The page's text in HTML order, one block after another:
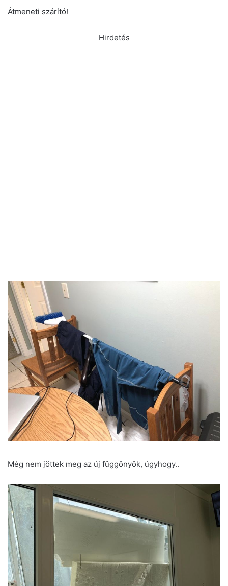
Átmeneti szárító!
Hirdetés
Még nem jöttek meg az új függönyök, úgyhogy..